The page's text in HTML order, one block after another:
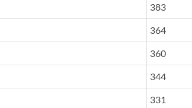
383
364
360
344
331